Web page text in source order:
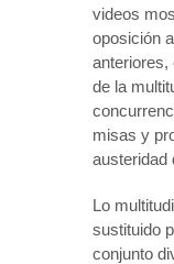
videos
oposición
anteriores,
de la
misas y
austeridad
Lo
sustituido
conjunto